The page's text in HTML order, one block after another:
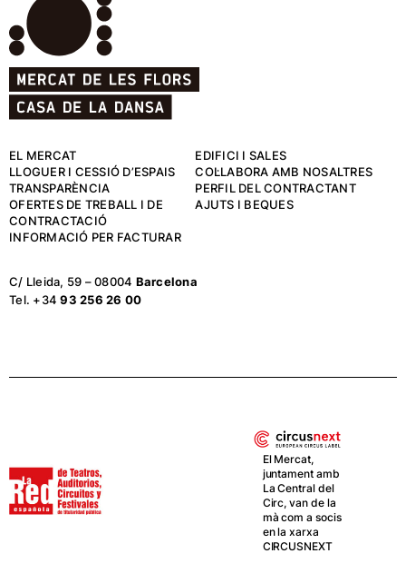
EL MERCAT
EDIFICI I SALES
LLOGUER I CESSIÓ D’ESPAIS
COL·LABORA AMB NOSALTRES
TRANSPARÈNCIA
PERFIL DEL CONTRACTANT
OFERTES DE TREBALL I DE
CONTRACTACIÓ
AJUTS I BEQUES
INFORMACIÓ PER FACTURAR
C/ Lleida, 59 – 08004 Barcelona
Tel. +3493 256 26 00
El Mercat,
juntament amb
La Central del
Circ, van de la
mà com a socis
en la xarxa
CIRCUSNEXT